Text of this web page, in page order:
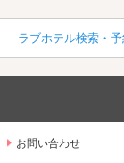
ラブホテル検索・
お問い合わせ